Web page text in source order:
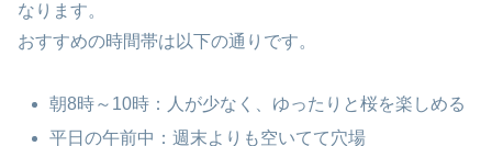
なります。
おすすめの時間帯は以下の通りです。
朝8時～10時：人が少なく、ゆったりと桜を楽しめる
平日の午前中：週末よりも空いてて穴場